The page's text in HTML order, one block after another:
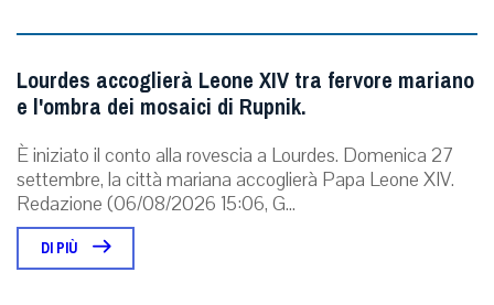
Lourdes accoglierà Leone XIV tra fervore mariano
e l'ombra dei mosaici di Rupnik.
È iniziato il conto alla rovescia a Lourdes. Domenica 27
settembre, la città mariana accoglierà Papa Leone XIV.
Redazione (06/08/2026 15:06, G...
DI PIÙ